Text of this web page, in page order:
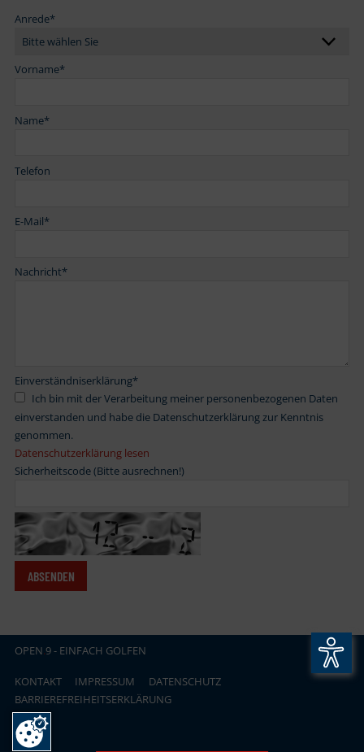
Anrede*
Vorname*
Name*
Telefon
E-Mail*
Nachricht*
Einverständniserklärung*
einverstanden und habe die Datenschutzerklärung zur Kenntnis
genommen.
Datenschutzerklärung lesen
Sicherheitscode (Bitte ausrechnen!)
OPEN.9 - EINFACH GOLFEN
KONTAKT IMPRESSUM
DATENSCHUTZ
BARRIEREFREIHEITSERKLÄRUNG